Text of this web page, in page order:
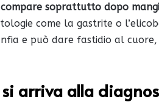
compare soprattutto dopo
come la gastrite o
e può dare fastidio al
arriva alla